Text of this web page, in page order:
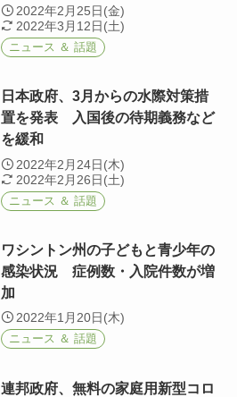
2022年2月25日(金)
2022年3月12日(土)
ニュース ＆ 話題
日本政府、3月からの水際対策措
置を発表 入国後の待期義務など
を緩和
2022年2月24日(木)
2022年2月26日(土)
ニュース ＆ 話題
ワシントン州の子どもと青少年の
感染状況 症例数・入院件数が増
加
2022年1月20日(木)
ニュース ＆ 話題
連邦政府、無料の家庭用新型コロ